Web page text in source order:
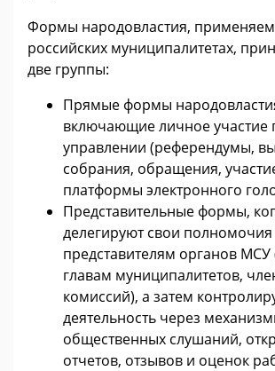
Формы народовластия,
российских муниципалитетах,
две группы:
Прямые формы
включающие личное участие
управлении (референдумы,
собрания, обращения,
платформы электронного
Представительные формы,
делегируют свои
представителям органов МСУ
главам муниципалитетов,
комиссий), а затем
деятельность через
общественных слушаний,
отчетов, отзывов и оценок